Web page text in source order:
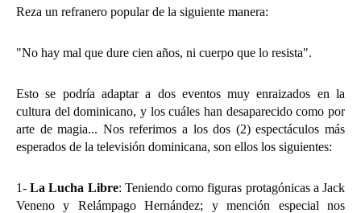
Reza un refranero popular de la siguiente manera:
"No hay mal que dure cien años, ni cuerpo que lo resista".
Esto se podría adaptar a dos eventos muy enraizados en la
cultura del dominicano, y los cuáles han desaparecido como por
arte de magia... Nos referimos a los dos (2) espectáculos más
esperados de la televisión dominicana, son ellos los siguientes:
1-La Lucha Libre: Teniendo como figuras protagónicas a Jack
Veneno y Relámpago Hernández; y mención especial nos